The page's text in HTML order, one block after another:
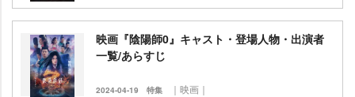
映画『陰陽師0』キャスト・登場人物・出演者
一覧/あらすじ
2024-04-19 特集 ｜映画｜